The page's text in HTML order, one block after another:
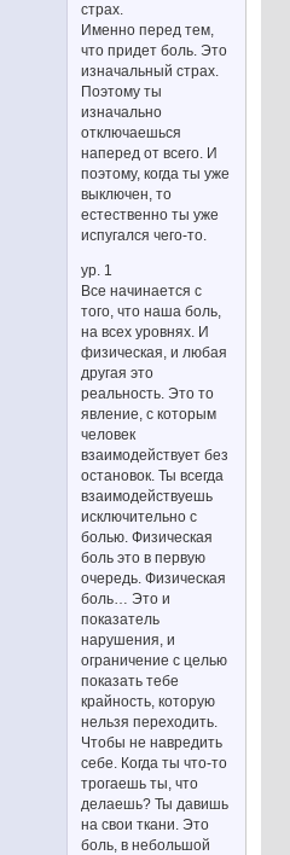
страх.
Именно перед тем,
что придет боль. Это
изначальный страх.
Поэтому ты
изначально
отключаешься
наперед от всего. И
поэтому, когда ты уже
выключен, то
естественно ты уже
испугался чего-то.
ур. 1
Все начинается с
того, что наша боль,
на всех уровнях. И
физическая, и любая
другая это
реальность. Это то
явление, с которым
человек
взаимодействует без
остановок. Ты всегда
взаимодействуешь
исключительно с
болью. Физическая
боль это в первую
очередь. Физическая
боль… Это и
показатель
нарушения, и
ограничение с целью
показать тебе
крайность, которую
нельзя переходить.
Чтобы не навредить
себе. Когда ты что-то
трогаешь ты, что
делаешь? Ты давишь
на свои ткани. Это
боль, в небольшой